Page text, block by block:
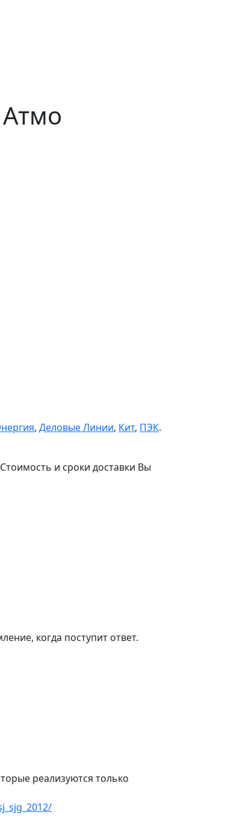
, Деловые Линии, Кит, ПЭК.
и сроки доставки Вы
когда поступит ответ.
реализуются только